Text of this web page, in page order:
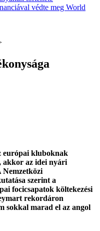
védte meg World
európai kluboknak
akkor az idei nyári
Nemzetközi
szerint a
focicsapatok költekezési
rekordáron
sokkal marad el az angol